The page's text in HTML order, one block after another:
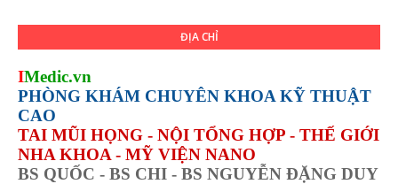
ĐỊA CHỈ
IMedic.vn
PHÒNG KHÁM CHUYÊN KHOA KỸ THUẬT
CAO
TAI MŨI HỌNG - NỘI TỔNG HỢP - THẾ GIỚI
NHA KHOA - MỸ VIỆN NANO
BS QUỐC - BS CHI - BS NGUYỄN ĐẶNG DUY